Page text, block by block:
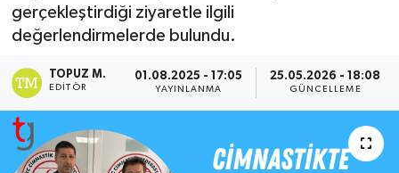
gerçekleştirdiği ziyaretle ilgili
değerlendirmelerde bulundu.
TOPUZ M.
EDITÖR
01.08.2025 - 17:05
YAYINLANMA
25.05.2026 - 18:08
GÜNCELLEME